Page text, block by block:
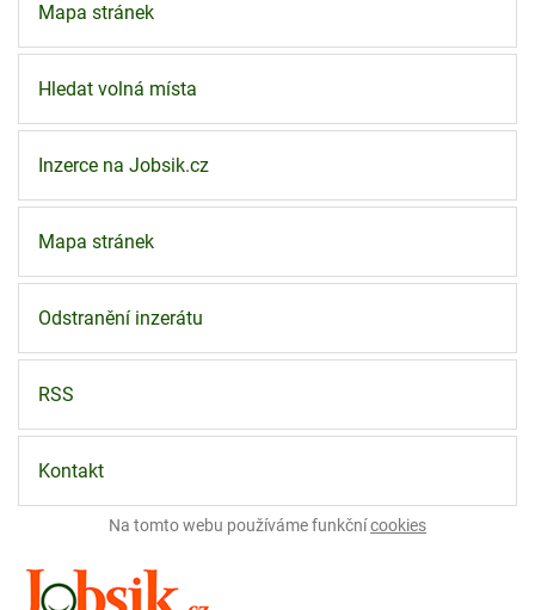
Mapa stránek
Hledat volná místa
Inzerce na Jobsik.cz
Mapa stránek
Odstranění inzerátu
RSS
Kontakt
Na tomto webu používáme funkčnícookies